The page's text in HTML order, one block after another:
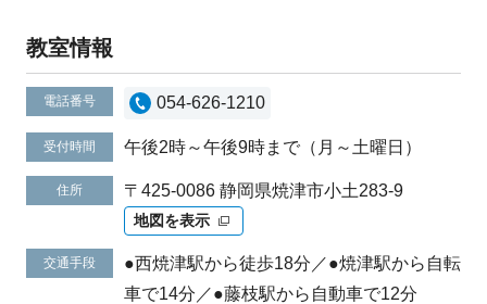
教室情報
電話番号 054-626-1210
受付時間 午後2時～午後9時まで（月～土曜日）
住所 〒425-0086 静岡県焼津市小土283-9
地図を表示
交通手段
●西焼津駅から徒歩18分／●焼津駅から自転
車で14分／●藤枝駅から自動車で12分